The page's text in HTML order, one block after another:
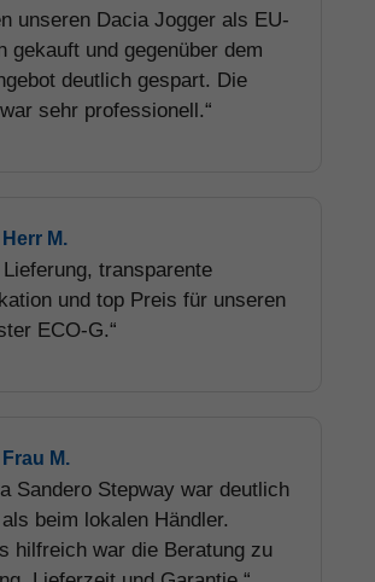
unseren Dacia Jogger als EU-
gekauft und gegenüber dem
deutlich gespart. Die
sehr professionell.“
M.
Lieferung, transparente
und top Preis für unseren
ECO-G.“
M.
Sandero Stepway war deutlich
beim lokalen Händler.
hilfreich war die Beratung zu